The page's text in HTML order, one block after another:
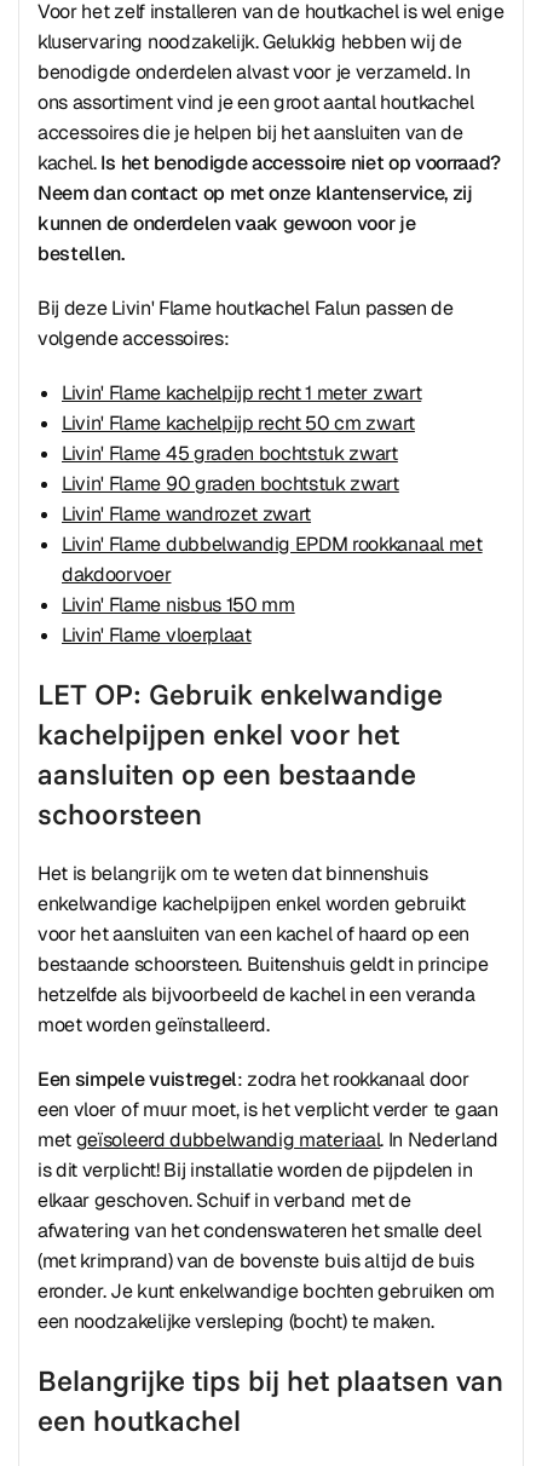
Voor het zelf installeren van de houtkachel is wel enige
kluservaring noodzakelijk. Gelukkig hebben wij de
benodigde onderdelen alvast voor je verzameld. In
ons assortiment vind je een groot aantal houtkachel
accessoires die je helpen bij het aansluiten van de
kachel.Is het benodigde accessoire niet op voorraad?
Neem dan contact op met onze klantenservice, zij
kunnen de onderdelen vaak gewoon voor je
bestellen.
Bij deze Livin' Flame houtkachel Falun passen de
volgende accessoires:
Livin' Flame kachelpijp recht 1 meter zwart
Livin' Flame kachelpijp recht 50 cm zwart
Livin' Flame 45 graden bochtstuk zwart
Livin' Flame 90 graden bochtstuk zwart
Livin' Flame wandrozet zwart
Livin' Flame dubbelwandig EPDM rookkanaal met
dakdoorvoer
Livin' Flame nisbus 150 mm
Livin' Flame vloerplaat
LET OP: Gebruik enkelwandige
kachelpijpen enkel voor het
aansluiten op een bestaande
schoorsteen
Het is belangrijk om te weten dat binnenshuis
enkelwandige kachelpijpen enkel worden gebruikt
voor het aansluiten van een kachel of haard op een
bestaande schoorsteen. Buitenshuis geldt in principe
hetzelfde als bijvoorbeeld de kachel in een veranda
moet worden geïnstalleerd.
Een simpele vuistregel: zodra het rookkanaal door
een vloer of muur moet, is het verplicht verder te gaan
metgeïsoleerd dubbelwandig materiaal. In Nederland
is dit verplicht! Bij installatie worden de pijpdelen in
elkaar geschoven. Schuif in verband met de
afwatering van het condenswateren het smalle deel
(met krimprand) van de bovenste buis altijd de buis
eronder. Je kunt enkelwandige bochten gebruiken om
een noodzakelijke versleping (bocht) te maken.
Belangrijke tips bij het plaatsen van
een houtkachel